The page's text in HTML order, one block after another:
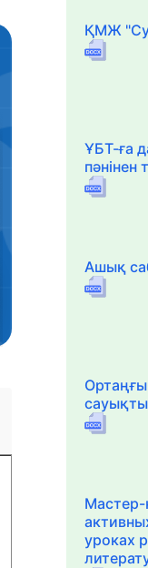
ҚМЖ
ҰБТ-ға
Ашық
Мастер-
уроках